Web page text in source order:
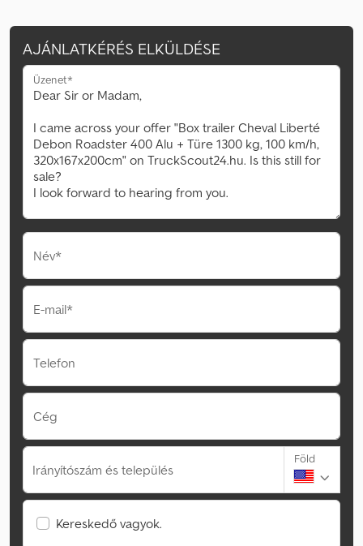
AJÁNLATKÉRÉS ELKÜLDÉSE
Üzenet*
Név*
E-mail*
Telefon
Cég
Irányítószám és település
Föld
Kereskedő vagyok.